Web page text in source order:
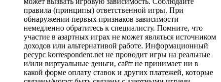
правила (принципы) ответственной игры. При
обнаружении первых признаков зависимости
немедленно обратитесь к специалисту. Помните, что
участие в азартных играх не может являться источником
доходов или альтернативой работе. Информационный
ресурс korrespondent.net не проводит игры на реальные
и/или виртуальные деньги, сайт не принимает ни в
какой форме оплату ставок и других платежей, которые